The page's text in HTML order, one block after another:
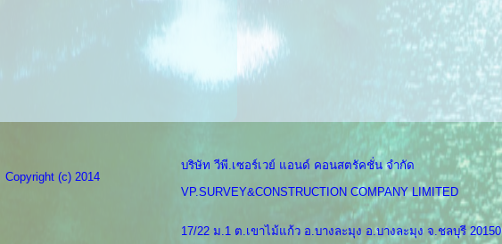
Copyright (c) 2014
บริษัท วีพี.เซอร์เวย์ แอนด์ คอนสตรัคชั่น จำกัด
VP.SURVEY&CONSTRUCTION COMPANY LIMITED
17/22 ม.1 ต.เขาไม้แก้ว อ.บางละมุง อ.บางละมุง จ.ชลบุรี 20150